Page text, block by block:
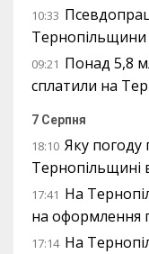
10:33
Тернопільщини
09:21 Понад 5,8
сплатили на
7 Серпня
18:10 Яку погоду
Тернопільщині
17:41 На
на оформлення
17:14 На